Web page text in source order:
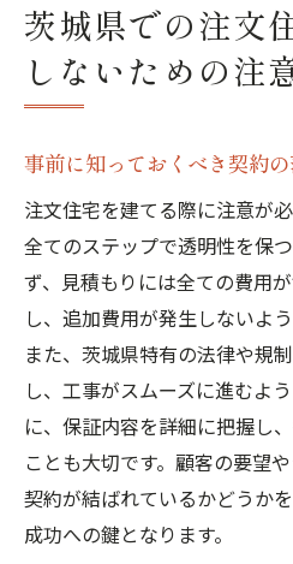
茨城県での注文
しないための注
事前に知っておくべき契約
注文住宅を建てる際に注意が
全てのステップで透明性を保
ず、見積もりには全ての費用
し、追加費用が発生しないよ
また、茨城県特有の法律や規
し、工事がスムーズに進むよ
に、保証内容を詳細に把握し
ことも大切です。顧客の要望
契約が結ばれているかどうか
成功への鍵となります。